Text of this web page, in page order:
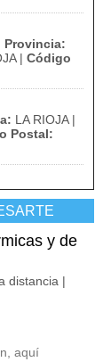
Provincia:
| Código
LA RIOJA |
Postal:
y de
distancia |
aquí